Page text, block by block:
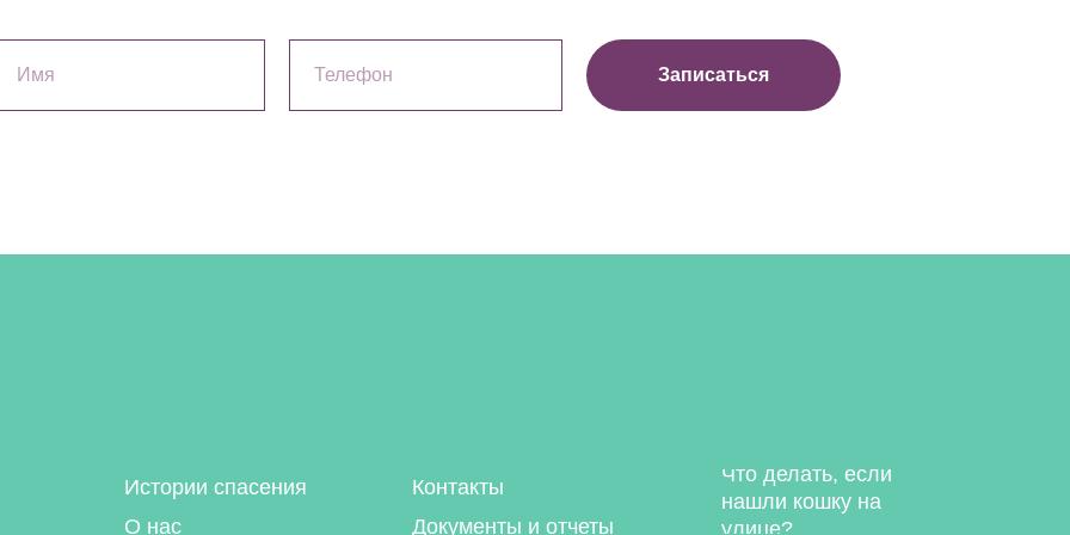
Записаться
Истории спасения
О нас
Контакты
Документы и отчеты
Что делать, если
нашли кошку на
улице?